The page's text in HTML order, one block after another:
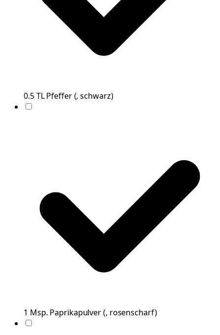
0.5TL Pfeffer(, schwarz)
1 Msp. Paprikapulver(, rosenscharf)